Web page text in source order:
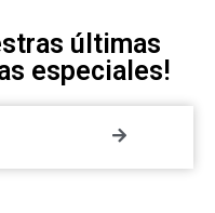
últimas
especiales!